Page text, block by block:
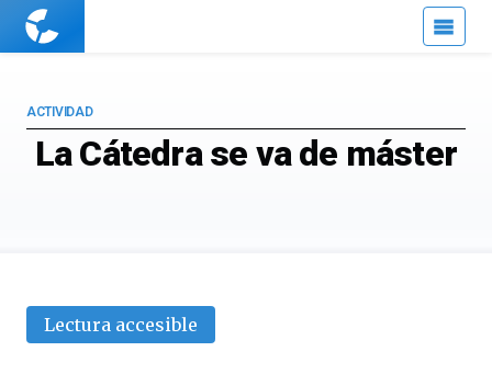
Cuaderno
La Cátedra se va de máster
ACTIVIDAD
Lectura accesible